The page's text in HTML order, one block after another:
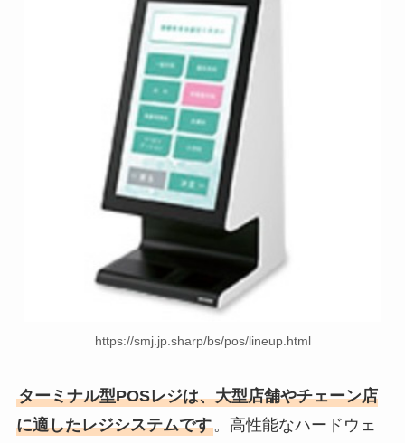
https://smj.jp.sharp/bs/pos/lineup.html
ターミナル型POSレジは、大型店舗やチェーン店
に適したレジシステムです。高性能なハードウェ